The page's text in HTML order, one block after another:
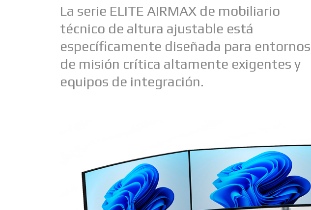
La serie ELITE AIRMAX de mobiliario
técnico de altura ajustable está
específicamente diseñada para entornos
de misión crítica altamente exigentes y
equipos de integración.